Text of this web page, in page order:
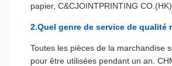
papier, C&CJOINTPRINTING
2.Quel genre de service de qualité
Toutes les pièces de la marchandise
pour être utilisées pendant un an.